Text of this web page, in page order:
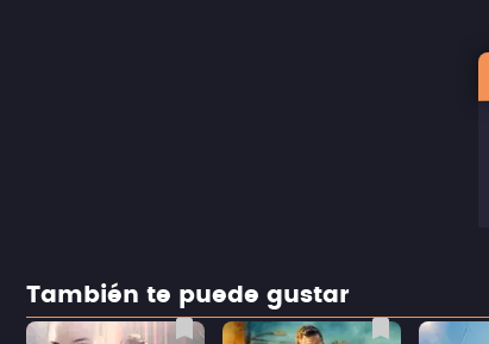
También te puede gustar